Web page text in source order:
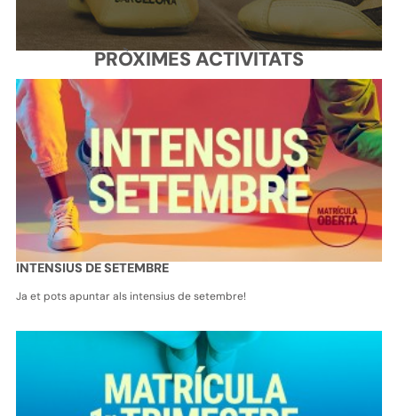
PRÒXIMES ACTIVITATS
INTENSIUS DE SETEMBRE
Ja et pots apuntar als intensius de setembre!